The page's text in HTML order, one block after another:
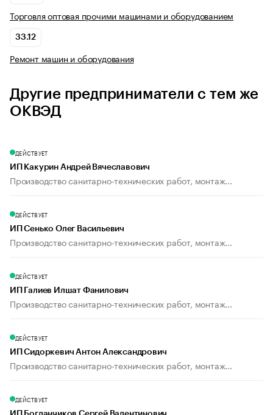
Торговля оптовая прочими машинами и оборудованием
33.12
Ремонт машин и оборудования
Другие предприниматели с тем же
ОКВЭД
ДЕЙСТВУЕТ
ИП Какурин Андрей Вячеславович
Производство санитарно-технических работ, монтаж...
ДЕЙСТВУЕТ
ИП Сенько Олег Васильевич
Производство санитарно-технических работ, монтаж...
ДЕЙСТВУЕТ
ИП Галиев Илшат Фанилович
Производство санитарно-технических работ, монтаж...
ДЕЙСТВУЕТ
ИП Сидоркевич Антон Александрович
Производство санитарно-технических работ, монтаж...
ДЕЙСТВУЕТ